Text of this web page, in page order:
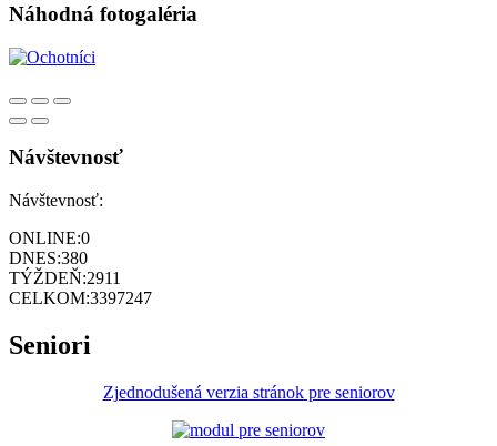
Náhodná fotogaléria
Návštevnosť
Návštevnosť:
ONLINE:0
DNES:380
TÝŽDEŇ:2911
CELKOM:3397247
Seniori
Zjednodušená verzia stránok pre seniorov